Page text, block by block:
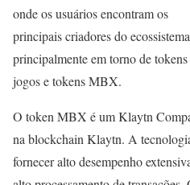
onde os usuários encontram os
principais criadores do ecossistema
principalmente em torno de
jogos e tokens MBX.
O token MBX é um Klaytn
na blockchain Klaytn. A
fornecer alto desempenho